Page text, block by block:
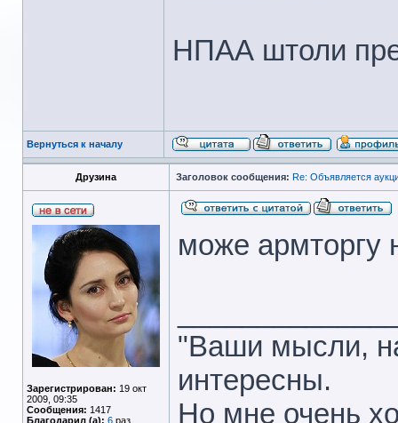
НПАА штоли
Вернуться к началу
Друзина Заголовок сообщения: Re: Объявляется
Зарегистрирован: 19 окт
2009, 09:35
Сообщения: 1417
Благодарил (а): 6 раз.
може армторгу
"Ваши мысли,
интересны.
Но мне очень